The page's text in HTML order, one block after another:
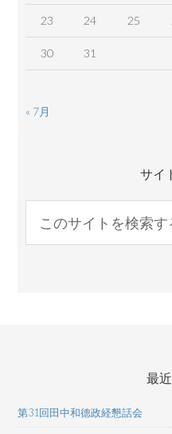
23 24 25
30 31
« 7月
サイ
最
第31回田中和德政経懇話会